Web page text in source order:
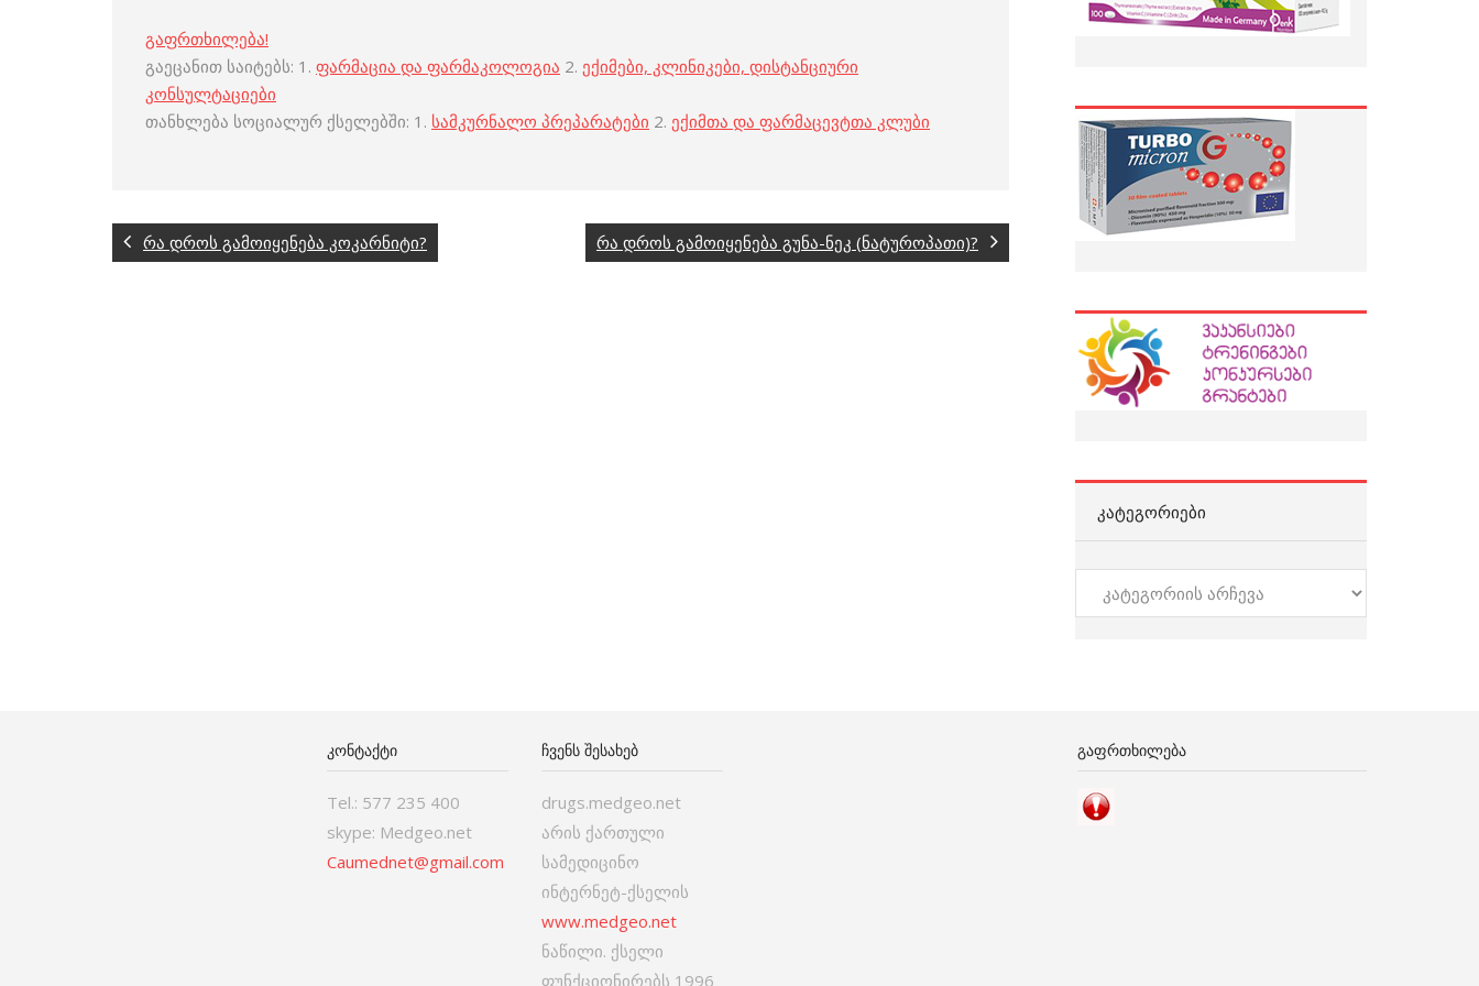
გაფრთხილება!
გაეცანით საიტებს: 1. ფარმაცია და ფარმაკოლოგია 2. ექიმები, კლინიკები, დისტანციური
კონსულტაციები
თანხლება სოციალურ ქსელებში: 1. სამკურნალო პრეპარატები 2. ექიმთა და ფარმაცევტთა კლუბი
რა დროს გამოიყენება კოკარნიტი? რა დროს გამოიყენება გუნა-ნეკ (ნატუროპათი)?
ᲙᲐᲢᲔᲒᲝᲠᲘᲔᲑᲘ
კატეგორიები
ᲙᲝᲜᲢᲐᲥᲢᲘ
Tel.: 577 235 400
skype: Medgeo.net
Caumednet@gmail.com
ᲩᲕᲔᲜᲡ ᲨᲔᲡᲐᲮᲔᲑ
drugs.medgeo.net
არის ქართული
სამედიცინო
ინტერნეტ-ქსელის
www.medgeo.net
ნაწილი. ქსელი
ფუნქციონირებს 1996
ᲒᲐᲤᲠᲗᲮᲘᲚᲔᲑᲐ